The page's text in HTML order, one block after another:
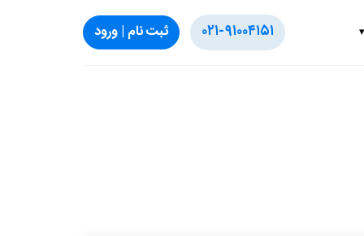
▾ ۰۲۱-۹۱۰۰۴۱۵۱ ثبت‌ نام | ورود